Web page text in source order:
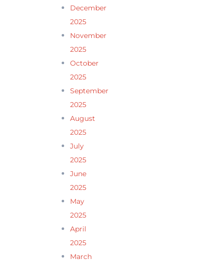
December
2025
November
2025
October
2025
September
2025
August
2025
July
2025
June
2025
May
2025
April
2025
March